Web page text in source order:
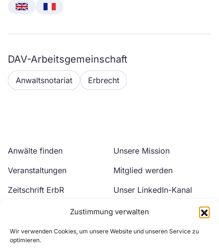
Zustimmung verwalten
Wir verwenden Cookies, um unsere Website und unseren Service zu
optimieren.
English Français
DAV-Arbeitsgemeinschaft
Anwaltsnotariat Erbrecht
Anwälte finden
Veranstaltungen
Zeitschrift ErbR
Unsere Mission
Mitglied werden
Unser LinkedIn-Kanal
Unser YouTube-Kanal